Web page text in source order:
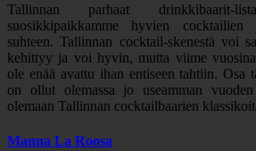
Tallinnan parhaat drinkkibaarit-
suosikkipaikkamme hyvien
suhteen. Tallinnan cocktail-skenestä voi
kehittyy ja voi hyvin, mutta viime
ole enää avattu ihan entiseen tahtiin. Osa
on ollut olemassa jo useamman
olemaan Tallinnan cocktailbaarien
Manna La Roosa